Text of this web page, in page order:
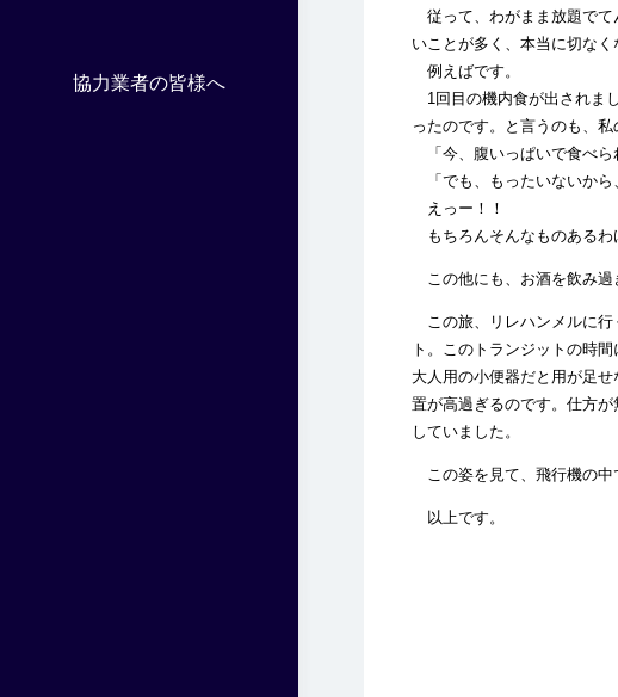
協力業者の皆様へ
従って、わがまま放題でて
いことが多く、本当に切なく
例えばです。
1回目の機内食が出されま
ったのです。と言うのも、
「今、腹いっぱいで食べら
「でも、もったいないから
えっー！！
もちろんそんなものあるわ
この他にも、お酒を飲み過
この旅、リレハンメルに行
ト。このトランジットの時
大人用の小便器だと用が足
置が高過ぎるのです。仕方
していました。
この姿を見て、飛行機の中
以上です。